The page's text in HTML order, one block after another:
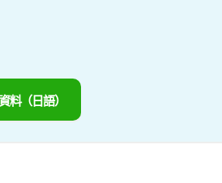
料（日語）